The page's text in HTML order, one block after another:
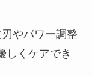
やパワー調整
しくケアでき